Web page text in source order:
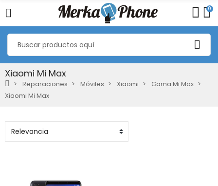
0
Xiaomi Mi Max
Reparaciones Móviles Xiaomi
Gama Mi Max
Xiaomi Mi Max